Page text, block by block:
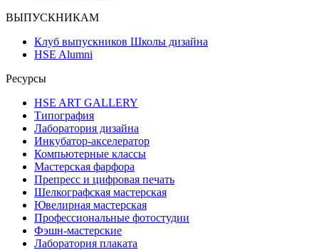
ВЫПУСКНИКАМ
Клуб выпускников Школы дизайна
HSE Alumni
Ресурсы
HSE ART GALLERY
Типография
Лаборатория дизайна
Инкубатор-акселератор
Компьютерные классы
Мастерская фарфора
Препресс и цифровая печать
Шелкографская мастерская
Ювелирная мастерская
Профессиональные фотостудии
Фэшн-мастерские
Лаборатория плаката